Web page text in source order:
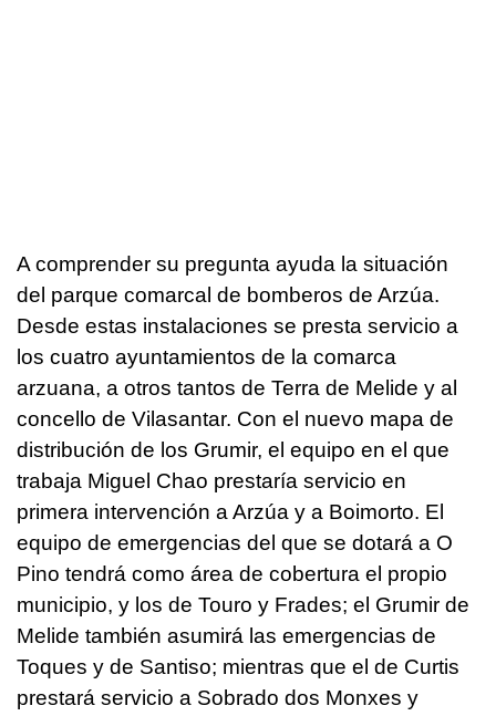
A comprender su pregunta ayuda la situación
del parque comarcal de bomberos de Arzúa.
Desde estas instalaciones se presta servicio a
los cuatro ayuntamientos de la comarca
arzuana, a otros tantos de Terra de Melide y al
concello de Vilasantar. Con el nuevo mapa de
distribución de los Grumir, el equipo en el que
trabaja Miguel Chao prestaría servicio en
primera intervención a Arzúa y a Boimorto. El
equipo de emergencias del que se dotará a O
Pino tendrá como área de cobertura el propio
municipio, y los de Touro y Frades; el Grumir de
Melide también asumirá las emergencias de
Toques y de Santiso; mientras que el de Curtis
prestará servicio a Sobrado dos Monxes y